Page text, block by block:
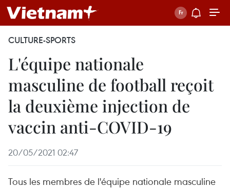
CULTURE-SPORTS
L'équipe nationale
masculine de football reçoit
la deuxième injection de
vaccin anti-COVID-19
20/05/2021 02:47
Tous les membres de l'équipe nationale masculine